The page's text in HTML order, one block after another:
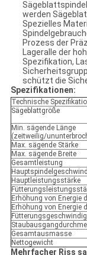
werden
Spezielles
Prozess der
Lageralle der
Spezifikation,
schützt die
Spezifikationen:
Technische
Sägeblattgröße
Min. sägende Länge
(zeitweilig/
Max. sägende Stärke
Max. sägende Breite
Gesamtleistung
Hauptleistungsstärke
Erhöhung von Energie
Erhöhung von Energie
Gesamtausmasse
Nettogewicht
Mehrfacher Riss